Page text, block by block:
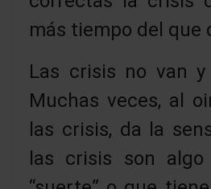
más tiempo del que
Las crisis no van y
Muchas veces, al
las crisis, da la
las crisis son